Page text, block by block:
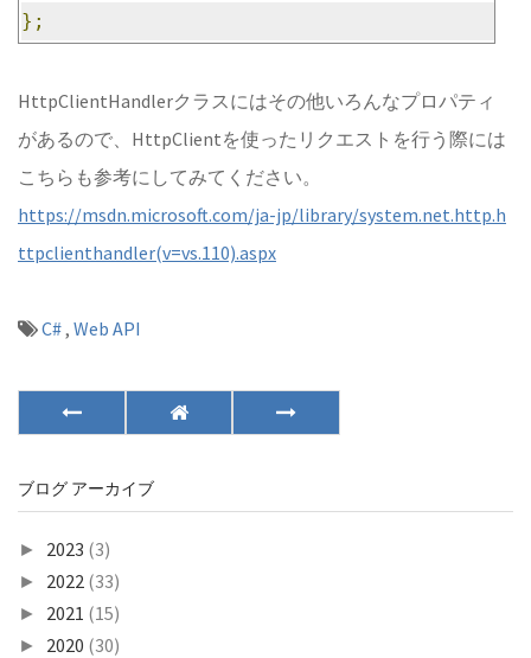
};
HttpClientHandlerクラスにはその他いろんなプロパティ
があるので、HttpClientを使ったリクエストを行う際には
こちらも参考にしてみてください。
https://msdn.microsoft.com/ja-jp/library/system.net.http.h
ttpclienthandler(v=vs.110).aspx
C#, Web API
ブログ アーカイブ
► 2023 (3)
► 2022 (33)
► 2021 (15)
► 2020 (30)